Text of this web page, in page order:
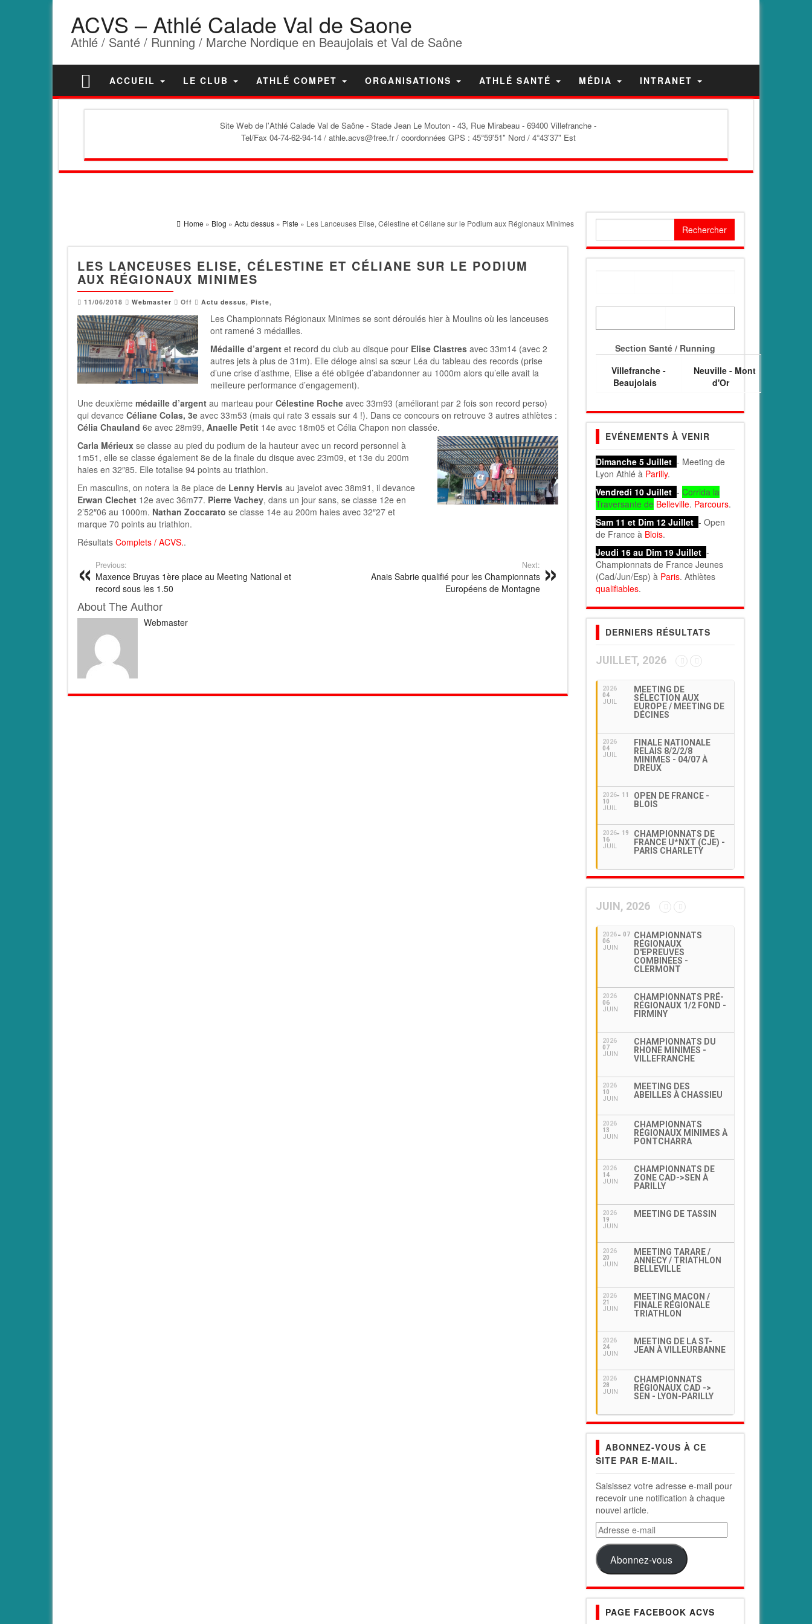
ACVS – Athlé Calade Val de Saone
Athlé / Santé / Running / Marche Nordique en Beaujolais et Val de Saône
ACCUEIL LE CLUB ATHLÉ COMPET ORGANISATIONS ATHLÉ SANTÉ MÉDIA INTRANET
Site Web de l'Athlé Calade Val de Saône - Stade Jean Le Mouton - 43, Rue Mirabeau - 69400 Villefranche -
Tel/Fax 04-74-62-94-14 / athle.acvs@free.fr / coordonnées GPS : 45°59'51" Nord / 4°43'37" Est
Home » Blog » Actu dessus» Piste » Les Lanceuses Elise, Célestine et Céliane sur le Podium aux Régionaux Minimes
LES LANCEUSES ELISE, CÉLESTINE ET CÉLIANE SUR LE PODIUM
AUX RÉGIONAUX MINIMES
11/06/2018 Webmaster Off Actu dessus, Piste,
Les Championnats Régionaux Minimes se sont déroulés hier à Moulins où les lanceuses
ont ramené 3 médailles.
Médaille d’argent et record du club au disque pour Elise Clastres avec 33m14 (avec 2
autres jets à plus de 31m). Elle déloge ainsi sa sœur Léa du tableau des records (prise
d’une crise d’asthme, Elise a été obligée d’abandonner au 1000m alors qu’elle avait la
meilleure performance d’engagement).
Une deuxième médaille d’argent au marteau pour Célestine Roche avec 33m93 (améliorant par 2 fois son record perso)
qui devance Céliane Colas, 3e avec 33m53 (mais qui rate 3 essais sur 4 !). Dans ce concours on retrouve 3 autres athlètes :
Célia Chauland 6e avec 28m99, Anaelle Petit 14e avec 18m05 et Célia Chapon non classée.
Carla Mérieux se classe au pied du podium de la hauteur avec un record personnel à
1m51, elle se classe également 8e de la finale du disque avec 23m09, et 13e du 200m
haies en 32″85. Elle totalise 94 points au triathlon.
En masculins, on notera la 8e place de Lenny Hervis au javelot avec 38m91, il devance
Erwan Clechet 12e avec 36m77. Pierre Vachey, dans un jour sans, se classe 12e en
2’52″06 au 1000m. Nathan Zoccarato se classe 14e au 200m haies avec 32″27 et
marque 70 points au triathlon.
Résultats Complets / ACVS..
Previous:
Maxence Bruyas 1ère place au Meeting National et
record sous les 1.50
Next:
Anais Sabrie qualifié pour les Championnats
Européens de Montagne
About The Author
Webmaster
Section Santé / Running
Villefranche -
Beaujolais
Neuville - Mont
d'Or
EVÉNEMENTS À VENIR
Dimanche 5 Juillet - Meeting de
Lyon Athlé à Parilly.
Vendredi 10 Juillet - Corrida la
Traversante de Belleville. Parcours.
Sam 11 et Dim 12 Juillet - Open
de France à Blois.
Jeudi 16 au Dim 19 Juillet -
Championnats de France Jeunes
(Cad/Jun/Esp) à Paris. Athlètes
qualifiables.
DERNIERS RÉSULTATS
JUILLET, 2026
2026
04
JUIL
MEETING DE
SÉLECTION AUX
EUROPE / MEETING DE
DÉCINES
2026
04
JUIL
FINALE NATIONALE
RELAIS 8/2/2/8
MINIMES - 04/07 À
DREUX
2026
10
JUIL
11
OPEN DE FRANCE -
BLOIS
2026
16
JUIL
19
CHAMPIONNATS DE
FRANCE U*NXT (CJE) -
PARIS CHARLETY
JUIN, 2026
2026
06
JUIN
07
CHAMPIONNATS
RÉGIONAUX
D'EPREUVES
COMBINÉES -
CLERMONT
2026
06
JUIN
CHAMPIONNATS PRÉ-
RÉGIONAUX 1/2 FOND -
FIRMINY
2026
07
JUIN
CHAMPIONNATS DU
RHONE MINIMES -
VILLEFRANCHE
2026
10
JUIN
MEETING DES
ABEILLES À CHASSIEU
2026
13
JUIN
CHAMPIONNATS
RÉGIONAUX MINIMES À
PONTCHARRA
2026
14
JUIN
CHAMPIONNATS DE
ZONE CAD->SEN À
PARILLY
2026
19
JUIN
MEETING DE TASSIN
2026
20
JUIN
MEETING TARARE /
ANNECY / TRIATHLON
BELLEVILLE
2026
21
JUIN
MEETING MACON /
FINALE RÉGIONALE
TRIATHLON
2026
24
JUIN
MEETING DE LA ST-
JEAN À VILLEURBANNE
2026
28
JUIN
CHAMPIONNATS
RÉGIONAUX CAD ->
SEN - LYON-PARILLY
ABONNEZ-VOUS À CE
SITE PAR E-MAIL.
Saisissez votre adresse e-mail pour
recevoir une notification à chaque
nouvel article.
Adresse
e-
mail
Abonnez-vous
PAGE FACEBOOK ACVS